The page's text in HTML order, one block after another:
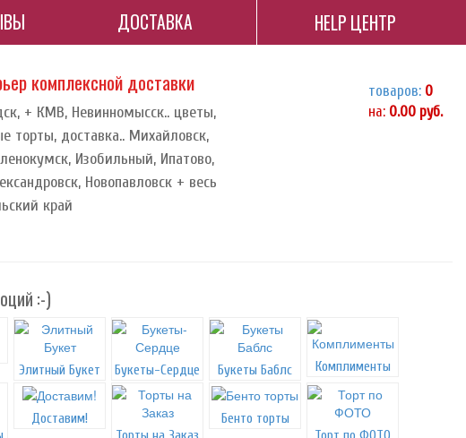
ДОСТАВКА HELP ЦЕНТР
комплексной доставки
+ КМВ, Невинномысск.. цветы,
торты, доставка.. Михайловск,
Изобильный, Ипатово,
Новопавловск + весь
край
товаров: 0
на: 0.00 руб.
:-)
Элитный Букет
Букеты-Сердце Букеты Баблс Комплименты
Доставим!
Бенто торты